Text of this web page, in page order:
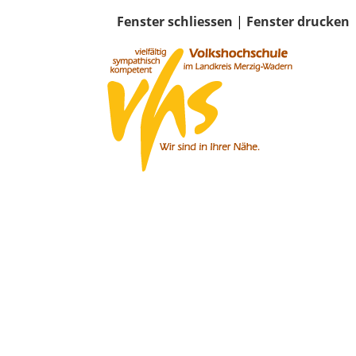
Fenster schliessen | Fenster drucken